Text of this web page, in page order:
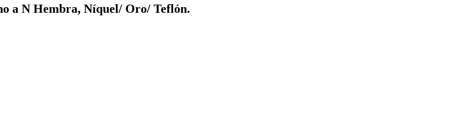
a N Hembra, Níquel/ Oro/ Teflón.